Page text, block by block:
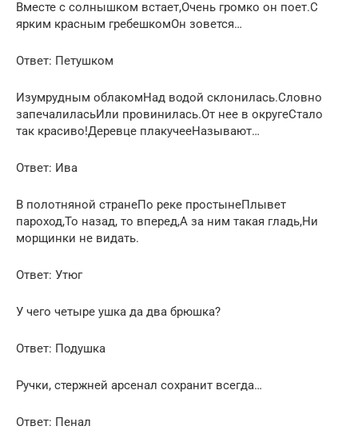
Вместе с солнышком встает,Очень громко он поет.С
ярким красным гребешкомОн зовется…
Ответ: Петушком
Изумрудным облакомНад водой склонилась.Словно
запечалиласьИли провинилась.От нее в округеСтало
так красиво!Деревце плакучееНазывают…
Ответ: Ива
В полотняной странеПо реке простынеПлывет
пароход,То назад, то вперед,А за ним такая гладь,Ни
морщинки не видать.
Ответ: Утюг
У чего четыре ушка да два брюшка?
Ответ: Подушка
Ручки, стержней арсенал сохранит всегда…
Ответ: Пенал